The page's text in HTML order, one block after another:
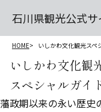
石川県観光公式サ
HOME いしかわ文化観光スペ
いしかわ文化観
スペシャルガイ
藩政期以来の永い歴史